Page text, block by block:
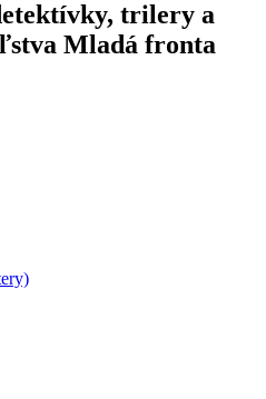
trilery a
Mladá fronta